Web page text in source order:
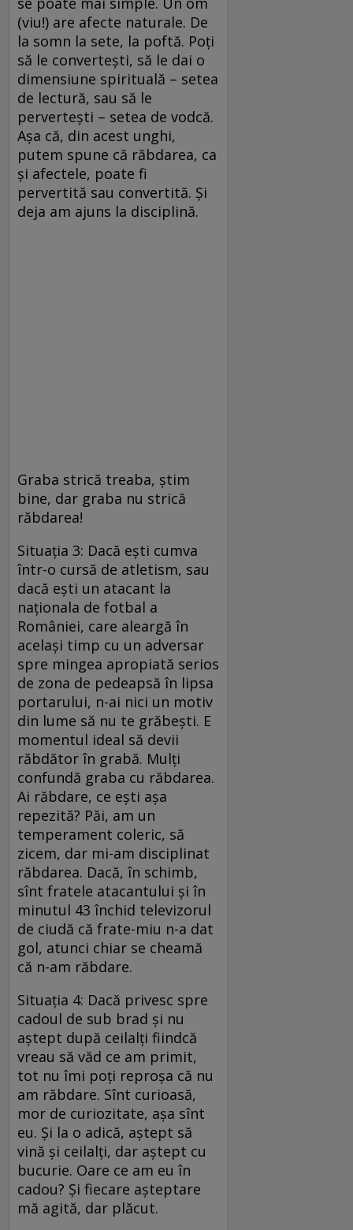
(viu!) are afecte naturale. De
la somn la sete, la poftă. Poţi
să le converteşti, să le dai o
dimensiune spirituală – setea
de lectură, sau să le
perverteşti – setea de vodcă.
Aşa că, din acest unghi,
putem spune că răbdarea, ca
şi afectele, poate fi
pervertită sau convertită. Şi
deja am ajuns la disciplină.
Graba strică treaba, ştim
bine, dar graba nu strică
răbdarea!
Situaţia 3: Dacă eşti cumva
într-o cursă de atletism, sau
dacă eşti un atacant la
naţionala de fotbal a
României, care aleargă în
acelaşi timp cu un adversar
spre mingea apropiată serios
de zona de pedeapsă în lipsa
portarului, n-ai nici un motiv
din lume să nu te grăbeşti. E
momentul ideal să devii
răbdător în grabă. Mulţi
confundă graba cu răbdarea.
Ai răbdare, ce eşti aşa
repezită? Păi, am un
temperament coleric, să
zicem, dar mi-am disciplinat
răbdarea. Dacă, în schimb,
sînt fratele atacantului şi în
minutul 43 închid televizorul
de ciudă că frate-miu n-a dat
gol, atunci chiar se cheamă
că n-am răbdare.
Situaţia 4: Dacă privesc spre
cadoul de sub brad şi nu
aştept după ceilalţi fiindcă
vreau să văd ce am primit,
tot nu îmi poţi reproşa că nu
am răbdare. Sînt curioasă,
mor de curiozitate, aşa sînt
eu. Şi la o adică, aştept să
vină şi ceilalţi, dar aştept cu
bucurie. Oare ce am eu în
cadou? Şi fiecare aşteptare
mă agită, dar plăcut.